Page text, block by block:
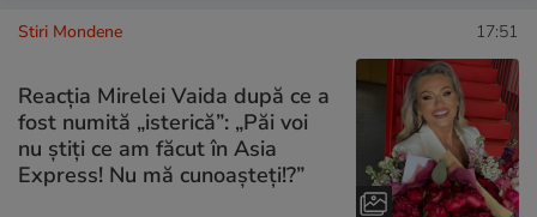
Stiri Mondene 17:51
Reacția Mirelei Vaida după ce a
fost numită „isterică”: „Păi voi
nu știți ce am făcut în Asia
Express! Nu mă cunoașteți!?”